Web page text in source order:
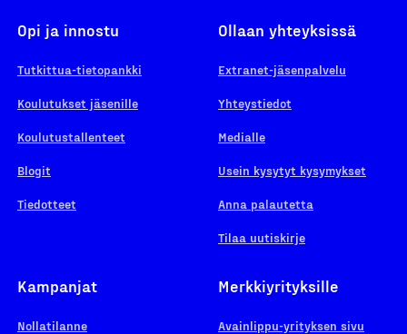
Opi ja innostu
Tutkittua-tietopankki
Koulutukset jäsenille
Koulutustallenteet
Blogit
Tiedotteet
Ollaan yhteyksissä
Extranet-jäsenpalvelu
Yhteystiedot
Medialle
Usein kysytyt kysymykset
Anna palautetta
Tilaa uutiskirje
Kampanjat
Nollatilanne
Merkkiyrityksille
Avainlippu-yrityksen sivu